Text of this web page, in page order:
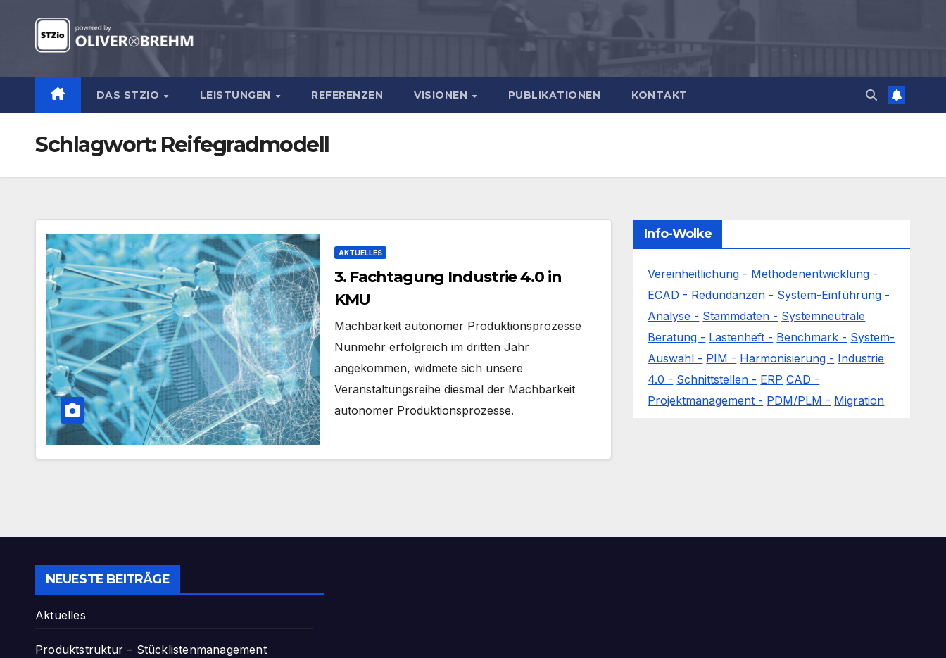
springen
DAS STZIO LEISTUNGEN REFERENZEN VISIONEN PUBLIKATIONEN KONTAKT
Schlagwort: Reifegradmodell
AKTUELLES
3. Fachtagung Industrie 4.0 in
KMU
Machbarkeit autonomer Produktionsprozesse
Nunmehr erfolgreich im dritten Jahr
angekommen, widmete sich unsere
Veranstaltungsreihe diesmal der Machbarkeit
autonomer Produktionsprozesse.
Info-Wolke
Vereinheitlichung - Methodenentwicklung -
ECAD - Redundanzen - System-Einführung -
Analyse - Stammdaten - Systemneutrale
Beratung - Lastenheft - Benchmark - System-
Auswahl - PIM - Harmonisierung - Industrie
4.0 - Schnittstellen - ERP CAD -
Projektmanagement - PDM/PLM - Migration
NEUESTE BEITRÄGE
Aktuelles
Produktstruktur – Stücklistenmanagement